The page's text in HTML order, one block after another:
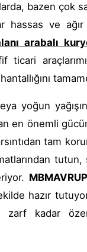
bazen çok
hassas ve ağır
arabalı
ticari
yoğun
önemli
tam
tutun,
hazır
zarf kadar